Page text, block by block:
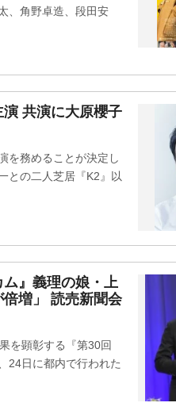
、角野卓造、段田安
共演に大原櫻子
を務めることが決定し
との二人芝居『K2』以
ム』義理の娘・上
増」 読売新聞会
を顕彰する『第30回
24日に都内で行われた